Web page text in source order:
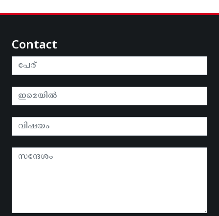
Contact